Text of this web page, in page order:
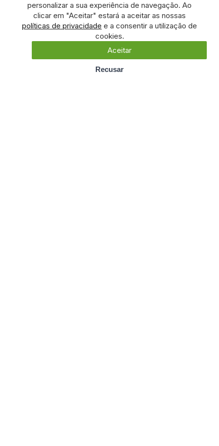
personalizar a sua experiência de navegação. Ao
clicar em "Aceitar" estará a aceitar as nossas
políticas de privacidade e a consentir a utilização de
cookies.
Aceitar
Recusar